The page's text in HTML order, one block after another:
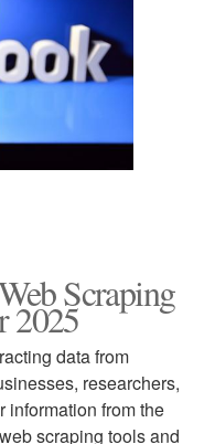
Scraping
2025
data from
researchers,
information from the
scraping tools and